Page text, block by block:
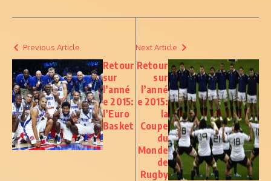
Previous Article
Retour
sur
l’anné
e 2015:
l’Euro
Basket
Next Article
Retour
sur
l’anné
e 2015:
la
Coupe
du
Monde
de
Rugby